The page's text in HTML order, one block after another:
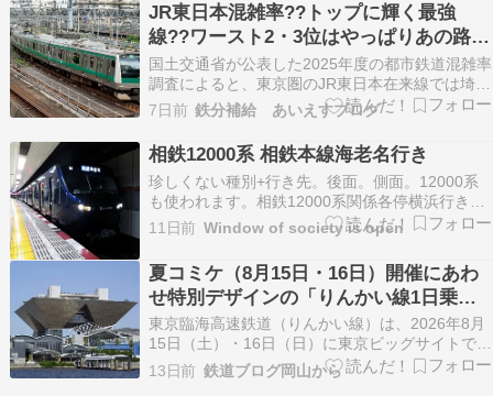
JR東日本混雑率??トップに輝く最強
線??ワースト2・3位はやっぱりあの路
線??
国土交通省が公表した2025年度の都市鉄道混雑率
調査によると、東京圏のJR東日本在来線では埼京
線と総武線快速の混雑率が160％以上となり、東
海道線、中央線快速、京浜東北線、総武線各駅停
車、南武線、武蔵野線も150％以上の高い混雑率
を記録しま… The post JR東日本混雑率?…
7日前 鉄分補給 あいえすブログ
相鉄12000系 相鉄本線海老名行き
珍しくない種別+行き先。後面。側面。12000系
も使われます。相鉄12000系関係各停横浜行き。
(本線)快速横浜行き。(いずみ野線)特急湘南台行
き。特急新宿行き。(緑)各駅停車大崎行き。(埼京
線)各停(緑)新宿行き。各停(緑)池袋行き。特急
(緑)池袋行き。各駅停車池袋行き。(埼京…
11日前 Window of society is open
夏コミケ（8月15日・16日）開催にあわ
せ特別デザインの「りんかい線1日乗車
券」販売！ JR埼京線からの直通列車利
用者は注意が必要
東京臨海高速鉄道（りんかい線）は、2026年8月
15日（土）・16日（日）に東京ビッグサイトで開
催される「コミックマーケット108」にあわせ、
特別デザインの「コミックマーケット108 りんか
13日前 鉄道ブログ岡山から